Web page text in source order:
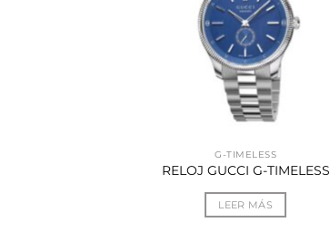
G-TIMELESS
RELOJ GUCCI G-TIMELESS
LEER MÁS